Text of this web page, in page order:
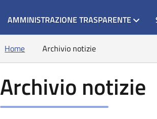
AMMINISTRAZIONE TRASPARENTE
Home Archivio notizie
Archivio notizie